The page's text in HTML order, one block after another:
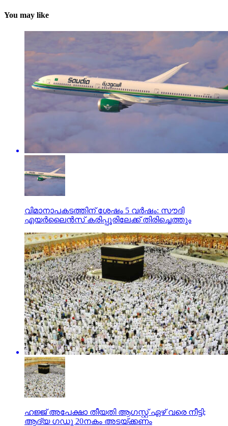
You may like
വിമാനാപകടത്തിന് ശേഷം 5 വര്‍ഷം: സൗദി
എയര്‍ലൈന്‍സ് കരിപ്പൂരിലേക്ക് തിരിച്ചെത്തും
ഹജ്ജ് അപേക്ഷാ തീയതി ആഗസ്റ്റ് ഏഴ് വരെ നീട്ടി;
ആദ്യ ഗഡു 20നകം അടയ്ക്കണം